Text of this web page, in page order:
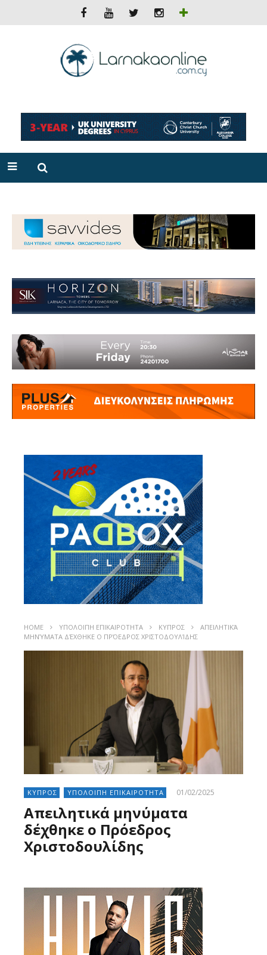
HOME ΥΠΟΛΟΙΠΗ ΕΠΙΚΑΙΡΟΤΗΤΑ ΚΥΠΡΟΣ
ΑΠΕΙΛΗΤΙΚΆ
ΜΗΝΎΜΑΤΑ ΔΈΧΘΗΚΕ Ο ΠΡΌΕΔΡΟΣ ΧΡΙΣΤΟΔΟΥΛΊΔΗΣ
ΚΥΠΡΟΣ ΥΠΟΛΟΙΠΗ ΕΠΙΚΑΙΡΟΤΗΤΑ 01/02/2025
Απειλητικά μηνύματα
δέχθηκε ο Πρόεδρος
Χριστοδουλίδης